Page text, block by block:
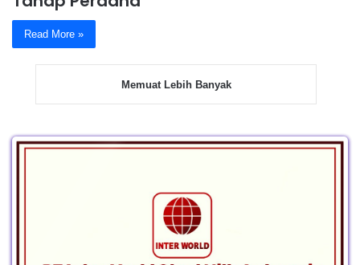
Read More »
Memuat Lebih Banyak